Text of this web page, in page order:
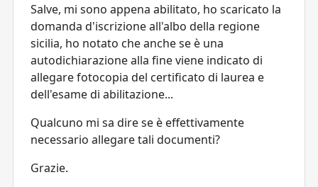
Salve, mi sono appena abilitato, ho scaricato la
domanda d'iscrizione all'albo della regione
sicilia, ho notato che anche se è una
autodichiarazione alla fine viene indicato di
allegare fotocopia del certificato di laurea e
dell'esame di abilitazione...
Qualcuno mi sa dire se è effettivamente
necessario allegare tali documenti?
Grazie.